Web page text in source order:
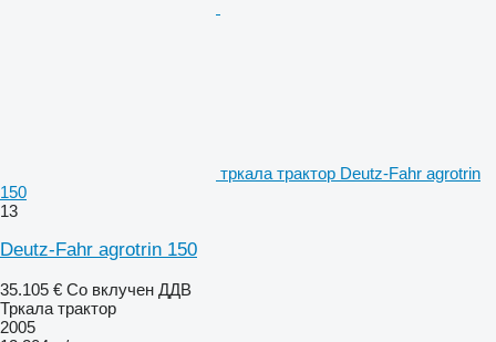
тркала трактор Deutz-Fahr agrotrin
150
13
Deutz-Fahr agrotrin 150
35.105 € Со вклучен ДДВ
Тркала трактор
2005